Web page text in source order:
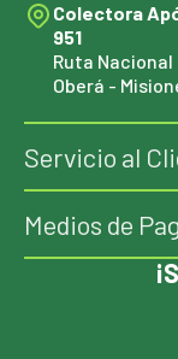
Colectora
951
Ruta Nacional
Oberá -
Servicio al
Medios de